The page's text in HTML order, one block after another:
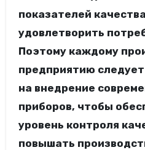
показателей
удовлетворить
Поэтому каждому
предприятию
на внедрение
приборов, чтобы
уровень контроля
повышать